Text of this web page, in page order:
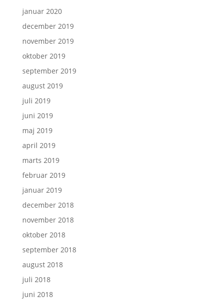
januar 2020
december 2019
november 2019
oktober 2019
september 2019
august 2019
juli 2019
juni 2019
maj 2019
april 2019
marts 2019
februar 2019
januar 2019
december 2018
november 2018
oktober 2018
september 2018
august 2018
juli 2018
juni 2018